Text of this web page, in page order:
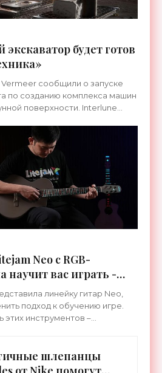
будет готов
сообщили о запуске
по созданию комплекса машин
поверхности. Interlune
Neo с RGB-
научит вас играть -
линейку гитар Neo,
подход к обучению игре.
этих инструментов –
шлепанцы